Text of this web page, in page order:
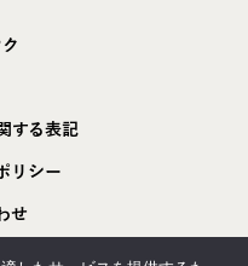
する表記
リシー
せ